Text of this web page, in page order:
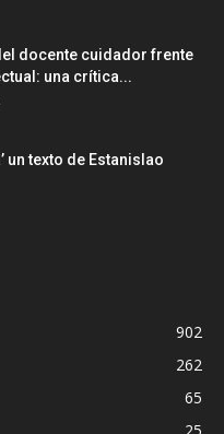
docente cuidador frente
una crítica...
un texto de Estanislao
902
262
65